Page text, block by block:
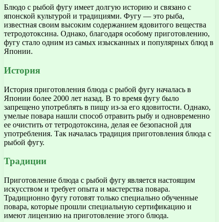
Блюдо с рыбой фугу имеет долгую историю и связано с
японской культурой и традициями. Фугу — это рыба,
известная своим высоким содержанием ядовитого вещества
тетродотоксина. Однако, благодаря особому приготовлению,
фугу стало одним из самых изысканных и популярных блюд в
Японии.
История
История приготовления блюда с рыбой фугу началась в
Японии более 2000 лет назад. В то время фугу было
запрещено употреблять в пищу из-за его ядовитости. Однако,
умелые повара нашли способ отравить рыбу и одновременно
ее очистить от тетродотоксина, делая ее безопасной для
употребления. Так началась традиция приготовления блюда с
рыбой фугу.
Традиции
Приготовление блюда с рыбой фугу является настоящим
искусством и требует опыта и мастерства повара.
Традиционно фугу готовят только специально обученные
повара, которые прошли специальную сертификацию и
имеют лицензию на приготовление этого блюда.